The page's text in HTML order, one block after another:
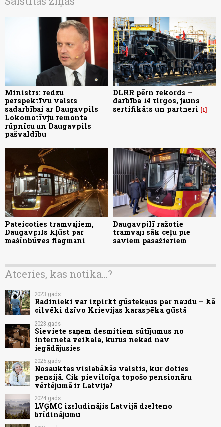
Ministrs: redzu
perspektīvu valsts
sadarbībai ar Daugavpils
Lokomotīvju remonta
rūpnīcu un Daugavpils
pašvaldību
DLRR pērn rekords –
darbība 14 tirgos, jauns
sertifikāts un partneri
1
Pateicoties tramvajiem,
Daugavpils kļūst par
mašīnbūves flagmani
Daugavpilī ražotie
tramvaji sāk ceļu pie
saviem pasažieriem
Atceries, kas notika...?
2023.gads
Radinieki var izpirkt gūstekņus par naudu – kā
cilvēki dzīvo Krievijas karaspēka gūstā
2023.gads
Sieviete saņem desmitiem sūtījumus no
interneta veikala, kurus nekad nav
iegādājusies
2025.gads
Nosauktas vislabākās valstis, kur doties
pensijā. Cik pievilcīga topošo pensionāru
vērtējumā ir Latvija?
2024.gads
LVĢMC izsludinājis Latvijā dzelteno
brīdinājumu